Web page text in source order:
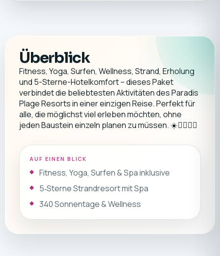
Überblick
Fitness, Yoga, Surfen, Wellness, Strand, Erholung
und 5-Sterne-Hotelkomfort – dieses Paket
verbindet die beliebtesten Aktivitäten des Paradis
Plage Resorts in einer einzigen Reise. Perfekt für
alle, die möglichst viel erleben möchten, ohne
jeden Baustein einzeln planen zu müssen. ☀️🏄‍♂️🧘‍♀️
AUF EINEN BLICK
Fitness, Yoga, Surfen & Spa inklusive
5‑Sterne Strandresort mit Spa
340 Sonnentage & Wellness